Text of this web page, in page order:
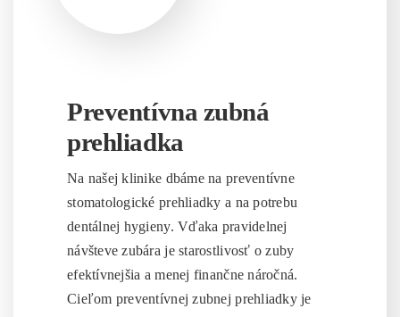
Preventívna zubná
prehliadka
Na našej klinike dbáme na preventívne
stomatologické prehliadky a na potrebu
dentálnej hygieny. Vďaka pravidelnej
návšteve zubára je starostlivosť o zuby
efektívnejšia a menej finančne náročná.
Cieľom preventívnej zubnej prehliadky je